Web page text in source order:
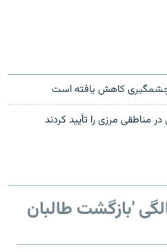
چشمگیری کاهش یافته است
در مناطقی مرزی را تأیید کردند
'بازگشت طالبان